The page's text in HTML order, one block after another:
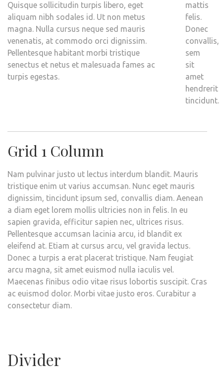
Quisque sollicitudin turpis libero, eget
aliquam nibh sodales id. Ut non metus
magna. Nulla cursus neque sed mauris
venenatis, at commodo orci dignissim.
Pellentesque habitant morbi tristique
senectus et netus et malesuada fames ac
turpis egestas.
mattis
felis.
Donec
convallis,
sem
sit
amet
hendrerit
tincidunt.
Grid 1 Column
Nam pulvinar justo ut lectus interdum blandit. Mauris
tristique enim ut varius accumsan. Nunc eget mauris
dignissim, tincidunt ipsum sed, convallis diam. Aenean
a diam eget lorem mollis ultricies non in felis. In eu
sapien gravida, efficitur sapien nec, ultrices risus.
Pellentesque accumsan lacinia arcu, id blandit ex
eleifend at. Etiam at cursus arcu, vel gravida lectus.
Donec a turpis a erat placerat tristique. Nam feugiat
arcu magna, sit amet euismod nulla iaculis vel.
Maecenas finibus odio vitae risus lobortis suscipit. Cras
ac euismod dolor. Morbi vitae justo eros. Curabitur a
consectetur diam.
Divider